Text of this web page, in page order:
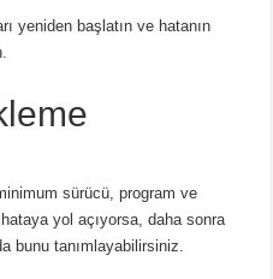
yeniden başlatın ve hatanın
sürücü, program ve
yol açıyorsa, daha sonra
bunu tanımlayabilirsiniz.